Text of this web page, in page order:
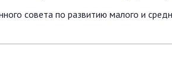
совета по развитию малого и